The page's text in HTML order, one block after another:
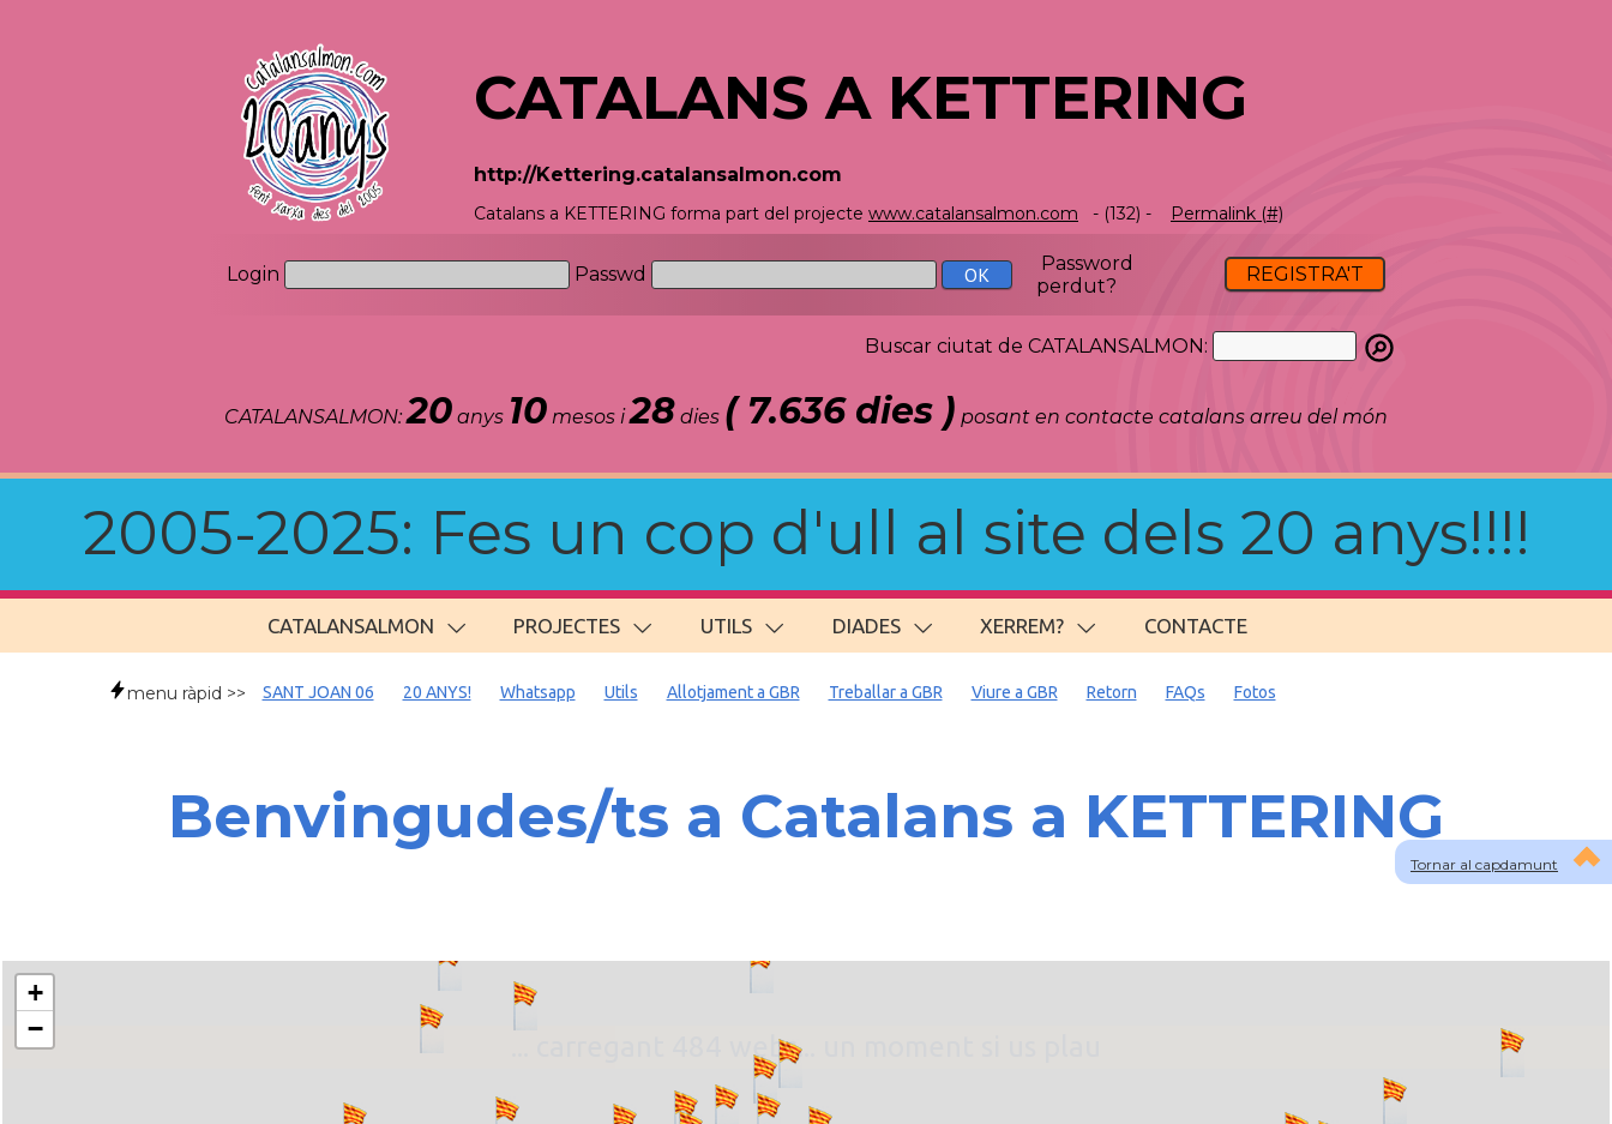
CATALANS A KETTERING
http://Kettering.catalansalmon.com
Catalans a KETTERING forma part del projecte www.catalansalmon.com - (132) - Permalink (#)
Login Passwd
Password
perdut?
REGISTRA'T
Buscar ciutat de CATALANSALMON:
CATALANSALMON:20 anys 10 mesos i28 dies ( 7.636 dies ) posant en contacte catalans arreu del món
2005-2025: Fes un cop d'ull al site dels 20 anys!!!!
CATALANSALMON PROJECTES UTILS DIADES XERREM? CONTACTE
Tornar al capdamunt
menu ràpid >> SANT JOAN 06 20 ANYS! Whatsapp Utils Allotjament a GBR Treballar a GBR Viure a GBR Retorn FAQs Fotos
Benvingudes/ts a Catalans a KETTERING
... carregant 484 webs... un moment si us plau
+
−